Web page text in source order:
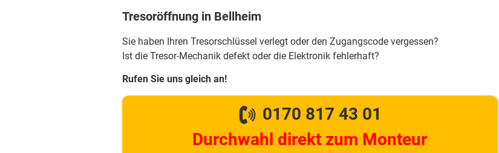
Tresoröffnung in Bellheim
Sie haben Ihren Tresorschlüssel verlegt oder den Zugangscode vergessen?
Ist die Tresor-Mechanik defekt oder die Elektronik fehlerhaft?
Rufen Sie uns gleich an!
0170 817 43 01
Durchwahl direkt zum Monteur